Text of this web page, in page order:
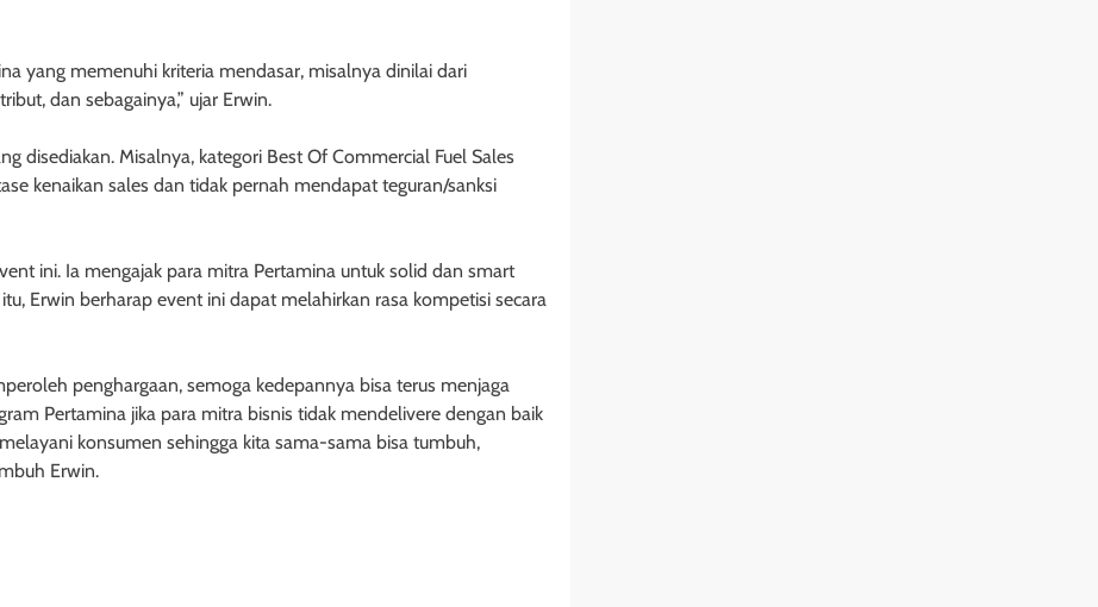
yang memenuhi kriteria mendasar, misalnya dinilai dari
dan sebagainya,” ujar Erwin.
disediakan. Misalnya, kategori Best Of Commercial Fuel Sales
kenaikan sales dan tidak pernah mendapat teguran/sanksi
ini. Ia mengajak para mitra Pertamina untuk solid dan smart
Erwin berharap event ini dapat melahirkan rasa kompetisi secara
penghargaan, semoga kedepannya bisa terus menjaga
Pertamina jika para mitra bisnis tidak mendelivere dengan baik
konsumen sehingga kita sama-sama bisa tumbuh,
Erwin.